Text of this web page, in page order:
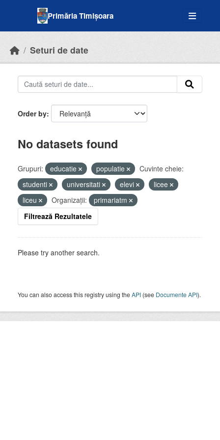
Primăria Timișoara
Seturi de date
Order by
No datasets found
Grupuri: educatie populatie
Cuvinte cheie:
studenti
universitati elevi
licee
liceu
Organizații:
primariatm
Filtrează Rezultatele
Please try another search.
You can also access this registry using theAPI (see Documente API).